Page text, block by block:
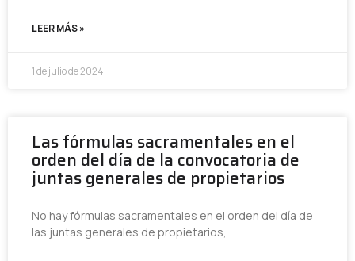
LEER MÁS »
1 de julio de 2024
Las fórmulas sacramentales en el
orden del día de la convocatoria de
juntas generales de propietarios
No hay fórmulas sacramentales en el orden del día de
las juntas generales de propietarios,